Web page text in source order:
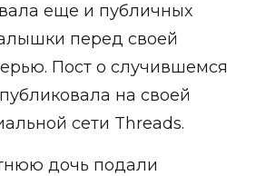
еще и публичных
перед своей
Пост о случившемся
на своей
сети Threads.
дочь подали